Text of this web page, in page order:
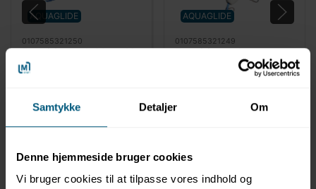
Samtykke Detaljer Om
Denne hjemmeside bruger cookies
Vi bruger cookies til at tilpasse vores indhold og
AQUAGLIDE
0107585321250
Fortøjringsreb 31 cm 10
stk til vandpark |
AQUAGLIDE
0107585321249
Fortøjringsreb -
horisontalt til vandpark |